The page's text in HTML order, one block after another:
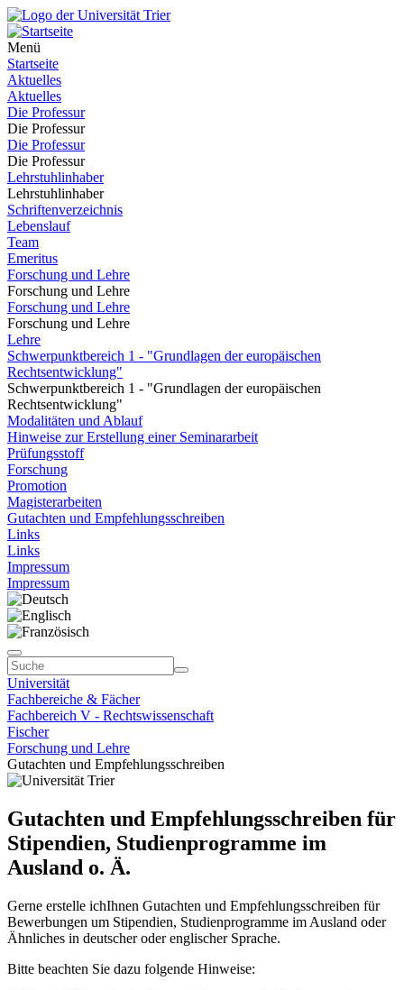
Menü
Startseite
Aktuelles
Aktuelles
Die Professur
Die Professur
Die Professur
Die Professur
Lehrstuhlinhaber
Lehrstuhlinhaber
Schriftenverzeichnis
Lebenslauf
Team
Emeritus
Forschung und Lehre
Forschung und Lehre
Forschung und Lehre
Forschung und Lehre
Lehre
Schwerpunktbereich 1 - "Grundlagen der europäischen
Rechtsentwicklung"
Schwerpunktbereich 1 - "Grundlagen der europäischen
Rechtsentwicklung"
Modalitäten und Ablauf
Hinweise zur Erstellung einer Seminararbeit
Prüfungsstoff
Forschung
Promotion
Magisterarbeiten
Gutachten und Empfehlungsschreiben
Links
Links
Impressum
Impressum
Universität
Fachbereiche & Fächer
Fachbereich V - Rechtswissenschaft
Fischer
Forschung und Lehre
Gutachten und Empfehlungsschreiben
Gutachten und Empfehlungsschreiben für
Stipendien, Studienprogramme im
Ausland o. Ä.
Gerne erstelle ichIhnen Gutachten und Empfehlungsschreiben für
Bewerbungen um Stipendien, Studienprogramme im Ausland oder
Ähnliches in deutscher oder englischer Sprache.
Bitte beachten Sie dazu folgende Hinweise: